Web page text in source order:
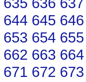
644 645 646
653 654 655
662 663 664
671 672 673